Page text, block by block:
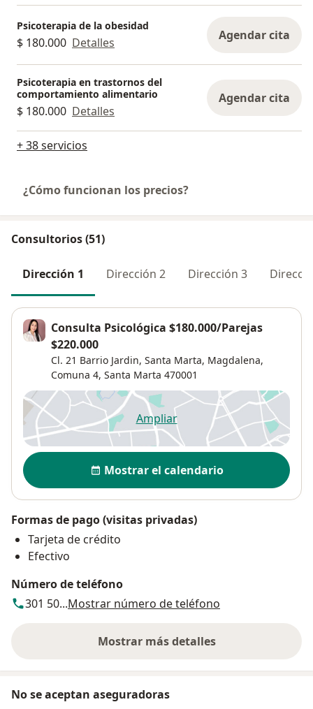
Psicoterapia de la obesidad
$ 180.000 Detalles Agendar cita
Psicoterapia en trastornos del
comportamiento alimentario
$ 180.000 Detalles
Agendar cita
+ 38 servicios
¿Cómo funcionan los precios?
Consultorios (51)
Dirección 1 Dirección 2 Dirección 3
Consulta Psicológica $180.000/Parejas
$220.000
Cl. 21 Barrio Jardin, Santa Marta, Magdalena,
Comuna 4, Santa Marta 470001
Ampliarse abre en una nueva
Disponibilidad
Mostrar el calendario
Formas de pago (visitas privadas)
Tarjeta de crédito
Efectivo
Número de teléfono
301 50...Mostrar número de teléfono
Mostrar más detalles
sobre la dirección
No se aceptan aseguradoras